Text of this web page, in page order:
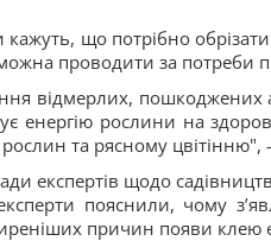
кажуть, що потрібно
проводити за потреби
відмерлих, пошкоджених
енергію рослини на
та рясному цвітінню",
експертів щодо
пояснили, чому
причин появи клею є